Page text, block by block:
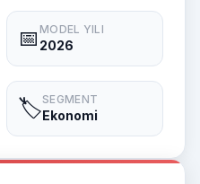
📅 MODEL YILI
2026
🏷️SEGMENT
Ekonomi